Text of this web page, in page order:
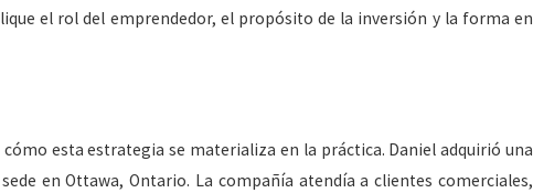
el rol del emprendedor, el propósito de la inversión y la forma en
esta estrategia se materializa en la práctica. Daniel adquirió una
en Ottawa, Ontario. La compañía atendía a clientes comerciales,
Columbia: un paraíso costero para vivir
negocios